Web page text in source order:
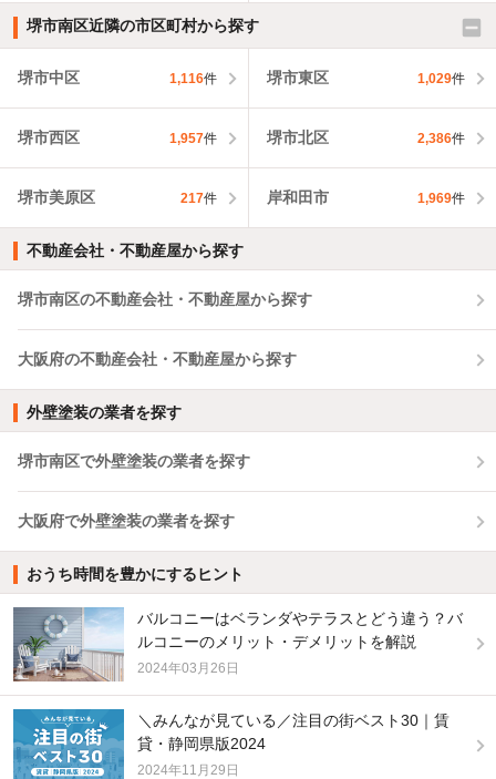
堺市南区近隣の市区町村から探す
堺市中区 1,116件 堺市東区 1,029件
堺市西区 1,957件 堺市北区 2,386件
堺市美原区 217件 岸和田市 1,969件
不動産会社・不動産屋から探す
堺市南区の不動産会社・不動産屋から探す
大阪府の不動産会社・不動産屋から探す
外壁塗装の業者を探す
堺市南区で外壁塗装の業者を探す
大阪府で外壁塗装の業者を探す
おうち時間を豊かにするヒント
バルコニーはベランダやテラスとどう違う？バ
ルコニーのメリット・デメリットを解説
2024年03月26日
＼みんなが見ている／注目の街ベスト30｜賃
貸・静岡県版2024
2024年11月29日